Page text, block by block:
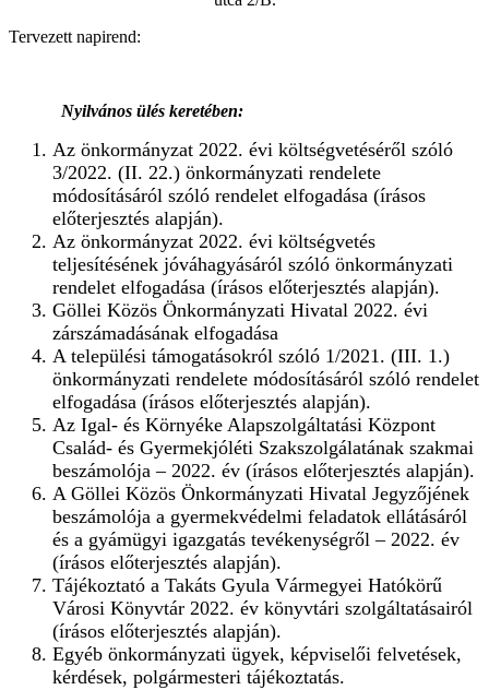
Tervezett napirend:
Nyilvános ülés keretében:
Az önkormányzat 2022. évi költségvetéséről szóló
3/2022. (II. 22.) önkormányzati rendelete
módosításáról szóló rendelet elfogadása (írásos
előterjesztés alapján).
Az önkormányzat 2022. évi költségvetés
teljesítésének jóváhagyásáról szóló önkormányzati
rendelet elfogadása (írásos előterjesztés alapján).
Göllei Közös Önkormányzati Hivatal 2022. évi
zárszámadásának elfogadása
A települési támogatásokról szóló 1/2021. (III. 1.)
önkormányzati rendelete módosításáról szóló rendelet
elfogadása (írásos előterjesztés alapján).
Az Igal- és Környéke Alapszolgáltatási Központ
Család- és Gyermekjóléti Szakszolgálatának szakmai
beszámolója – 2022. év (írásos előterjesztés alapján).
A Göllei Közös Önkormányzati Hivatal Jegyzőjének
beszámolója a gyermekvédelmi feladatok ellátásáról
és a gyámügyi igazgatás tevékenységről – 2022. év
(írásos előterjesztés alapján).
Tájékoztató a Takáts Gyula Vármegyei Hatókörű
Városi Könyvtár 2022. év könyvtári szolgáltatásairól
(írásos előterjesztés alapján).
Egyéb önkormányzati ügyek, képviselői felvetések,
kérdések, polgármesteri tájékoztatás.